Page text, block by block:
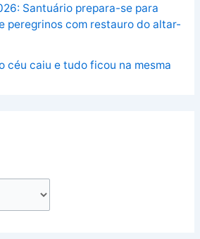
Santuário prepara-se para
peregrinos com restauro do altar-
céu caiu e tudo ficou na mesma